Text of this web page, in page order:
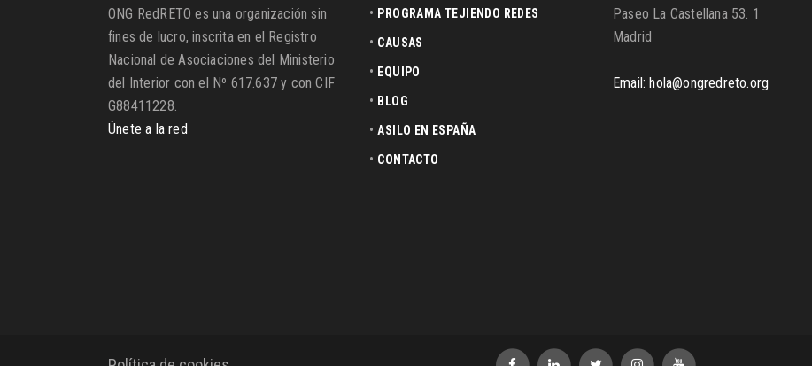
ONG RedRETO es una organización sin
fines de lucro, inscrita en el Registro
Nacional de Asociaciones del Ministerio
del Interior con el Nº 617.637 y con CIF
G88411228.
Únete a la red
• PROGRAMA TEJIENDO REDES
• CAUSAS
• EQUIPO
• BLOG
•ASILO EN ESPAÑA
• CONTACTO
Paseo La Castellana 53. 1
Madrid
Email: hola@ongredreto.org